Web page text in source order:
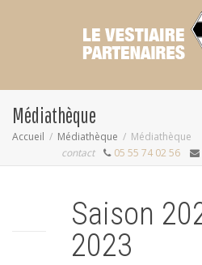
Médiathèque
Accueil Médiathèque
Médiathèque
contact
05 55 74 02 56
Saison
2023